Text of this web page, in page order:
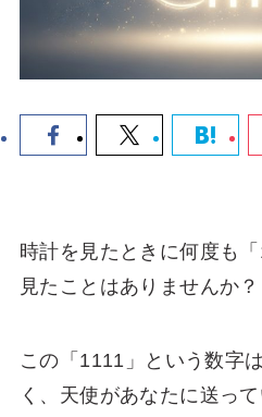
時計を見たときに何度も
見たことはありませんか？
この「1111」という数字
く、天使があなたに送っ